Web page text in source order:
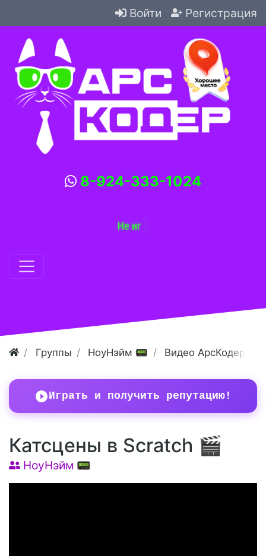
Войти Регистрация
8-924-333-1024
Группы НоуНэйм 📟 Видео АрсКодер
Играть и получить репутацию!
Катсцены в Scratch 🎬
НоуНэйм 📟